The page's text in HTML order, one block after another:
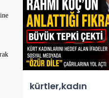
kürtler,kadın